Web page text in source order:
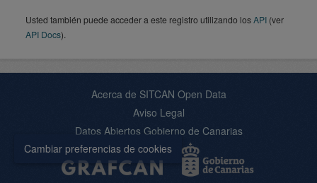
Cambiar preferencias de cookies
Usted también puede acceder a este registro utilizando losAPI (ver
API Docs).
Acerca de SITCAN Open Data
Aviso Legal
Datos Abiertos Gobierno de Canarias